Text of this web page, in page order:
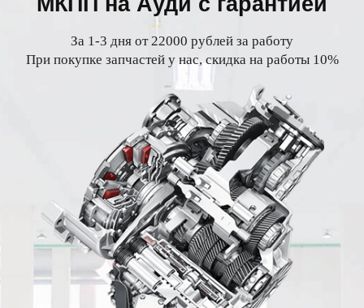
За 1-3 дня от 22000 рублей за работу
При покупке запчастей у нас, скидка на работы 10%